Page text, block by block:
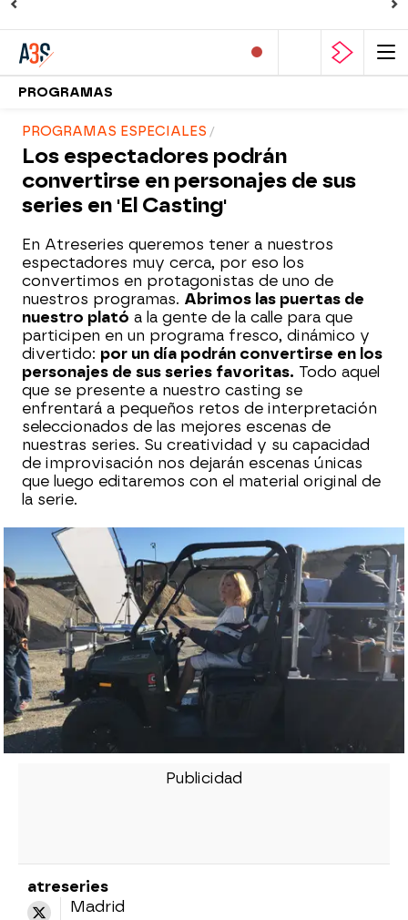
PROGRAMAS
PROGRAMAS ESPECIALES
Los espectadores podrán
convertirse en personajes de sus
series en 'El Casting'
En Atreseries queremos tener a nuestros
espectadores muy cerca, por eso los
convertimos en protagonistas de uno de
nuestros programas. Abrimos las puertas de
nuestro plató a la gente de la calle para que
participen en un programa fresco, dinámico y
divertido: por un día podrán convertirse en los
personajes de sus series favoritas. Todo aquel
que se presente a nuestro casting se
enfrentará a pequeños retos de interpretación
seleccionados de las mejores escenas de
nuestras series. Su creatividad y su capacidad
de improvisación nos dejarán escenas únicas
que luego editaremos con el material original de
la serie.
atreseries
Madrid